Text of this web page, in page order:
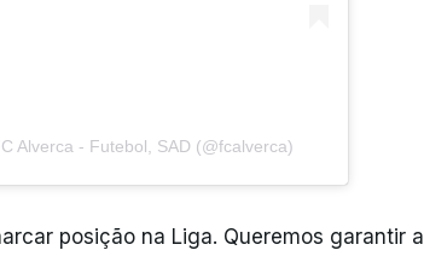
Alverca - Futebol, SAD (@fcalverca)
posição na Liga. Queremos garantir a